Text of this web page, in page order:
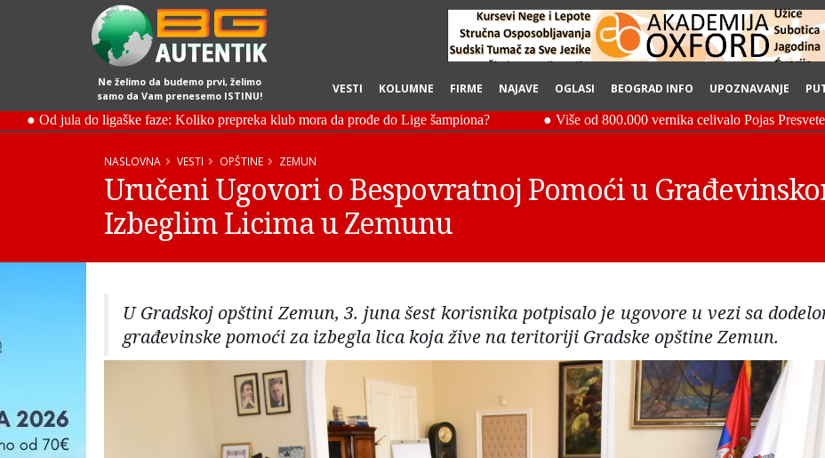
Ne želimo da budemo prvi, želimo
samo da Vam prenesemo ISTINU!
VESTI KOLUMNE FIRME NAJAVE OGLASI BEOGRAD INFO UPOZNAVANJE
NASLOVNA VESTI OPŠTINE ZEMUN
Uručeni Ugovori o Bespovratnoj Pomoći u
Izbeglim Licima u Zemunu
U Gradskoj opštini Zemun, 3. juna šest korisnika potpisalo je ugovore u vezi sa
građevinske pomoći za izbegla lica koja žive na teritoriji Gradske opštine Zemun.